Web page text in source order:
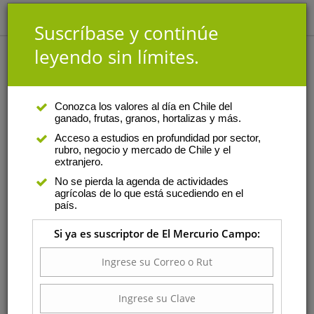
Claudio Salvatierra
Es especialista en derecho
comercio internacional, y en la
Tributario-Corporativa de la
oficina Araya & Cía Abogados.
Salvatierra es Licenciado en
Ciencias Jurídicas y Sociales de
la Universidad del Desarrollo y cuenta con un
Diplomado en Planificación y Gestión Tributaria de la
Suscríbase y continúe
leyendo sin límites.
Conozca los valores al día en Chile del
ganado, frutas, granos, hortalizas y más.
Acceso a estudios en profundidad por sector,
rubro, negocio y mercado de Chile y el
extranjero.
No se pierda la agenda de actividades
agrícolas de lo que está sucediendo en el
país.
Si ya es suscriptor de El Mercurio Campo: